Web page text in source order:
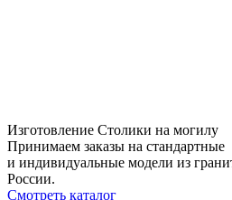
Изготовление Столики на могилу
Принимаем заказы на стандартные
и индивидуальные модели из
России.
Смотреть каталог